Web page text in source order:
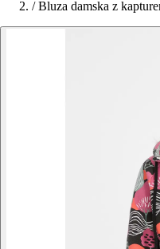
/ Bluza damska z